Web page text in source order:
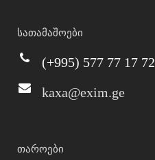
სათამაშოები
(+995) 577 77 17 72
kaxa@exim.ge
თაროები